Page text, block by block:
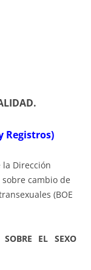
Registros)
la Dirección
cambio de
(BOE
SOBRE EL SEXO